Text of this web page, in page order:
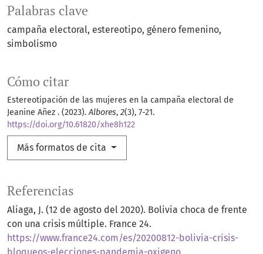
Palabras clave
campaña electoral estereotipo género femenino
simbolismo
Cómo citar
Estereotipación de las mujeres en la campaña electoral de
Jeanine Añez . (2023).Albores, 2(3), 7-21.
https://doi.org/10.61820/xhe8h122
Más formatos de cita
Referencias
Aliaga, J. (12 de agosto del 2020). Bolivia choca de frente
con una crisis múltiple. France 24.
https://www.france24.com/es/20200812-bolivia-crisis-